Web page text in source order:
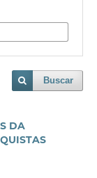
Buscar
DA